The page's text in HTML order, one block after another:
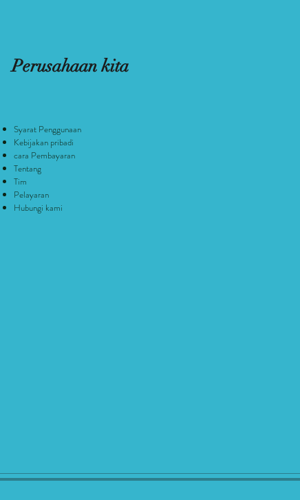
Perusahaan kita
Syarat Penggunaan
Kebijakan pribadi
cara Pembayaran
Tentang
Tim
Pelayaran
Hubungi kami